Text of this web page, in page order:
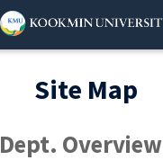
Site Map
Dept. Overview